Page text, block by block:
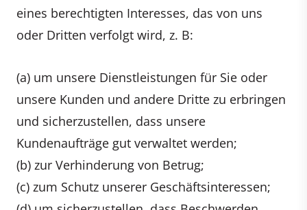
eines berechtigten Interesses, das von uns
oder Dritten verfolgt wird, z. B:
(a) um unsere Dienstleistungen für Sie oder
unsere Kunden und andere Dritte zu erbringen
und sicherzustellen, dass unsere
Kundenaufträge gut verwaltet werden;
(b) zur Verhinderung von Betrug;
(c) zum Schutz unserer Geschäftsinteressen;